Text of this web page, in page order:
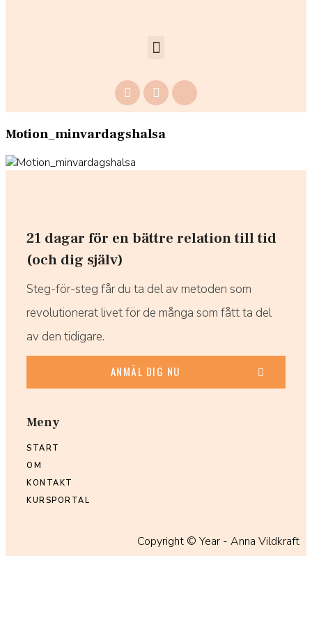
Motion_minvardagshalsa
21 dagar för en bättre relation till tid
(och dig själv)
Steg-för-steg får du ta del av metoden som
revolutionerat livet för de många som fått ta del
av den tidigare.
ANMÄL DIG NU
Meny
START
OM
KONTAKT
KURSPORTAL
Copyright © Year - Anna Vildkraft